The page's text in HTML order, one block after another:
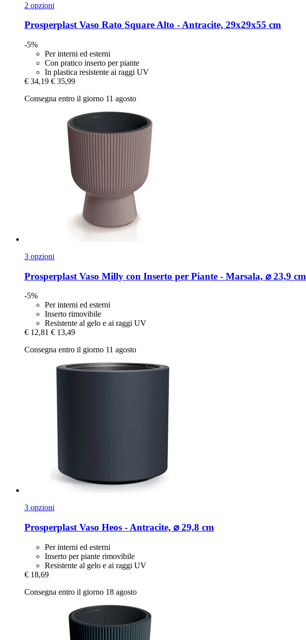
2 opzioni
ProsperplastVaso Rato Square Alto -​ Antracite, 29x29x55 cm
-5%
Per interni ed esterni
Con pratico inserto per piante
In plastica resistente ai raggi UV
€ 34,19 € 35,99
Consegna entro il giorno 11 agosto
3 opzioni
Prosperplast Vaso Milly con Inserto per Piante -​ Marsala, ⌀ 23,9 cm
-5%
Per interni ed esterni
Inserto rimovibile
Resistente al gelo e ai raggi UV
€ 12,81 € 13,49
Consegna entro il giorno 11 agosto
3 opzioni
Prosperplast Vaso Heos -​ Antracite, ⌀ 29,8 cm
Per interni ed esterni
Inserto per piante rimovibile
Resistente al gelo e ai raggi UV
€ 18,69
Consegna entro il giorno 18 agosto